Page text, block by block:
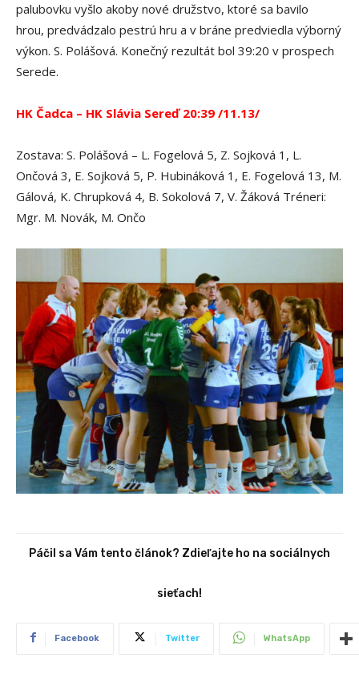
palubovku vyšlo akoby nové družstvo, ktoré sa bavilo
hrou, predvádzalo pestrú hru a v bráne predviedla výborný
výkon. S. Polášová. Konečný rezultát bol 39:20 v prospech
Serede.
HK Čadca – HK Slávia Sereď 20:39 /11.13/
Zostava: S. Polášová – L. Fogelová 5, Z. Sojková 1, L.
Ončová 3, E. Sojková 5, P. Hubináková 1, E. Fogelová 13, M.
Gálová, K. Chrupková 4, B. Sokolová 7, V. Žáková Tréneri:
Mgr. M. Novák, M. Ončo
Páčil sa Vám tento článok? Zdieľajte ho na sociálnych
sieťach!
Facebook Twitter WhatsApp